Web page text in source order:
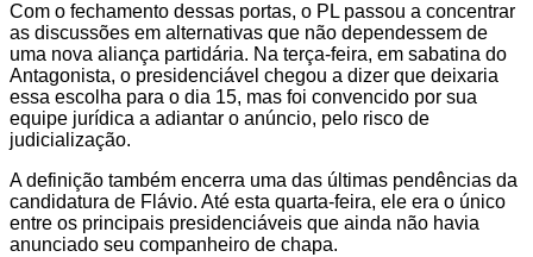
Com o fechamento dessas portas, o PL passou a concentrar
as discussões em alternativas que não dependessem de
uma nova aliança partidária. Na terça-feira, em sabatina do
Antagonista, o presidenciável chegou a dizer que deixaria
essa escolha para o dia 15, mas foi convencido por sua
equipe jurídica a adiantar o anúncio, pelo risco de
judicialização.
A definição também encerra uma das últimas pendências da
candidatura de Flávio. Até esta quarta-feira, ele era o único
entre os principais presidenciáveis que ainda não havia
anunciado seu companheiro de chapa.